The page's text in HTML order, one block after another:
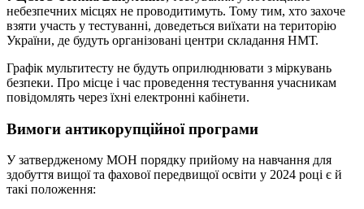
небезпечних місцях не проводитимуть. Тому тим, хто захоче
взяти участь у тестуванні, доведеться виїхати на територію
України, де будуть організовані центри складання НМТ.
Графік мультитесту не будуть оприлюднювати з міркувань
безпеки. Про місце і час проведення тестування учасникам
повідомлять через їхні електронні кабінети.
Вимоги антикорупційної програми
У затвердженому МОН порядку прийому на навчання для
здобуття вищої та фахової передвищої освіти у 2024 році є й
такі положення: